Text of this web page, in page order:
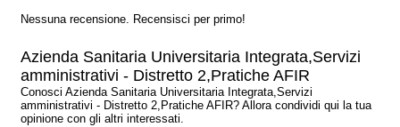
Nessuna recensione. Recensisci per primo!
Azienda Sanitaria Universitaria Integrata,Servizi
amministrativi - Distretto 2,Pratiche AFIR
Conosci Azienda Sanitaria Universitaria Integrata,Servizi
amministrativi - Distretto 2,Pratiche AFIR? Allora condividi qui la tua
opinione con gli altri interessati.